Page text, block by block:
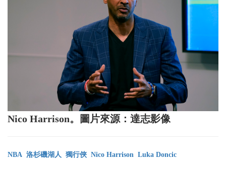
Nico Harrison。圖片來源：達志影像
NBA 洛杉磯湖人 獨行俠 Nico Harrison Luka Doncic